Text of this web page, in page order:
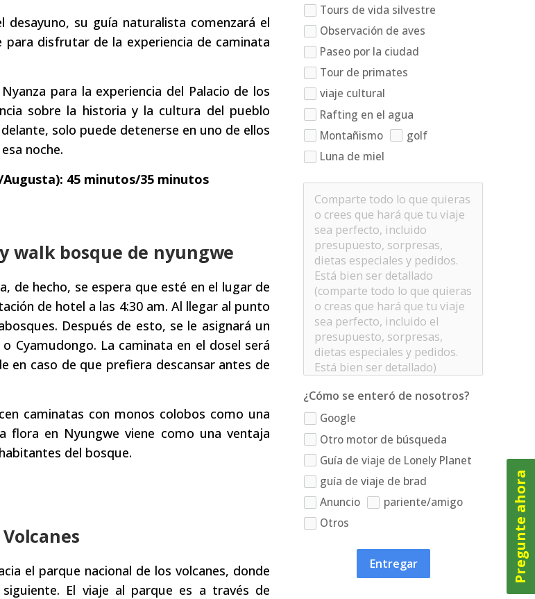
desayuno, su guía naturalista comenzará el
disfrutar de la experiencia de caminata
para la experiencia del Palacio de los
sobre la historia y la cultura del pueblo
solo puede detenerse en uno de ellos
noche.
45 minutos/35 minutos
walk bosque de nyungwe
de hecho, se espera que esté en el lugar de
de hotel a las 4:30 am. Al llegar al punto
Después de esto, se le asignará un
Cyamudongo. La caminata en el dosel será
en caso de que prefiera descansar antes de
caminatas con monos colobos como una
flora en Nyungwe viene como una ventaja
del bosque.
el parque nacional de los volcanes, donde
El viaje al parque es a través de
Tours de vida silvestre
Observación de aves
Paseo por la ciudad
Tour de primates
viaje cultural
Rafting en el agua
Montañismo
golf
Luna de miel
¿Cómo se enteró de nosotros?
Google
Otro motor de búsqueda
Guía de viaje de Lonely Planet
guía de viaje de brad
Anuncio
pariente/amigo
Otros
Entregar Pregunte ahora